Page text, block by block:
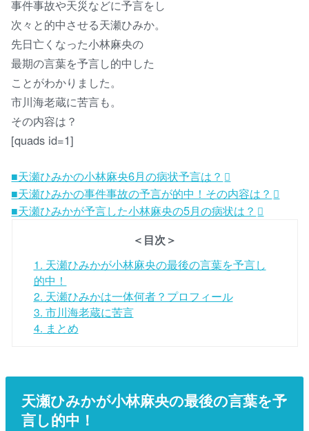
事件事故や天災などに予言をし
次々と的中させる天瀬ひみか。
先日亡くなった小林麻央の
最期の言葉を予言し的中した
ことがわかりました。
市川海老蔵に苦言も。
その内容は？
[quads id=1]
■天瀬ひみかの小林麻央6月の病状予言は？
■天瀬ひみかの事件事故の予言が的中！その内容は？
■天瀬ひみかが予言した小林麻央の5月の病状は？
＜目次＞
1. 天瀬ひみかが小林麻央の最後の言葉を予言し
的中！
2. 天瀬ひみかは一体何者？プロフィール
3. 市川海老蔵に苦言
4. まとめ
天瀬ひみかが小林麻央の最後の言葉を予
言し的中！